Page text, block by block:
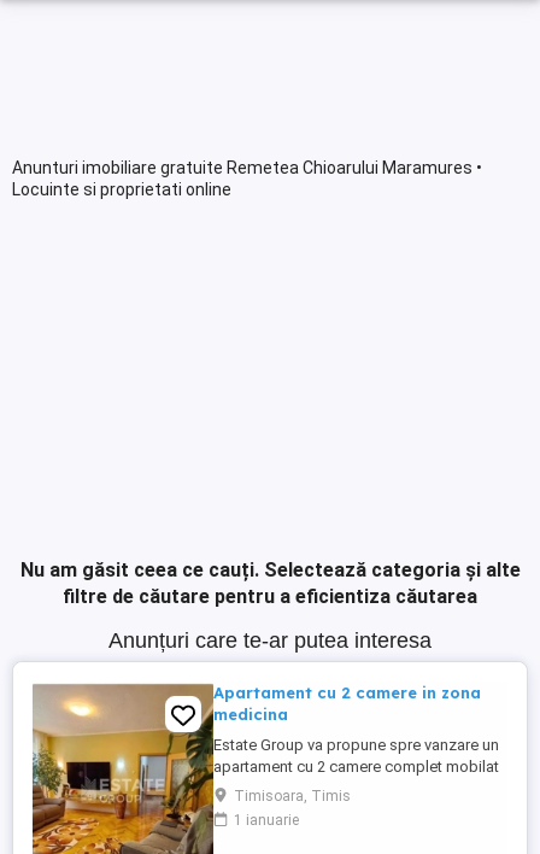
Anunturi imobiliare gratuite Remetea Chioarului Maramures •
Locuinte si proprietati online
Nu am găsit ceea ce cauți. Selectează categoria și alte
filtre de căutare pentru a eficientiza căutarea
Anunțuri care te-ar putea interesa
Apartament cu 2 camere in zona
medicina
Estate Group va propune spre vanzare un
apartament cu 2 camere complet mobilat
si utilat in zona Medicina Situat
ultracentral langa punctele cardinale,
aproape de toate punctele de interes din
Timisoara, Timis
1 ianuarie